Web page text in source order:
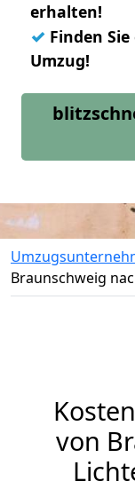
erhalten!
✓ Finden
Umzug!
Braunschweig
von